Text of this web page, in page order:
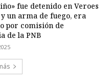
fue detenido en Veroes
un arma de fuego, era
por comisión de
de la PNB